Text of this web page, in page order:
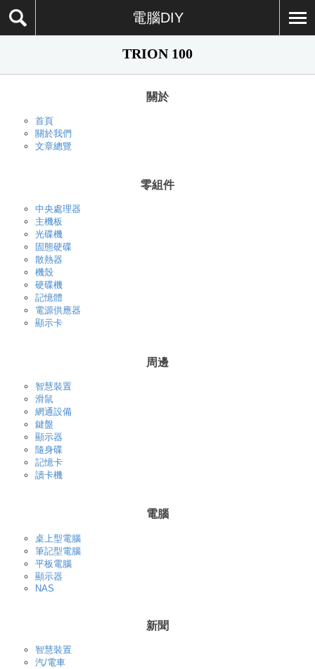
電腦DIY
TRION 100
關於
首頁
關於我們
文章總覽
零組件
中央處理器
主機板
光碟機
固態硬碟
散熱器
機殼
硬碟機
記憶體
電源供應器
顯示卡
周邊
智慧裝置
滑鼠
網通設備
鍵盤
顯示器
隨身碟
記憶卡
讀卡機
電腦
桌上型電腦
筆記型電腦
平板電腦
顯示器
NAS
新聞
智慧裝置
汽/電車